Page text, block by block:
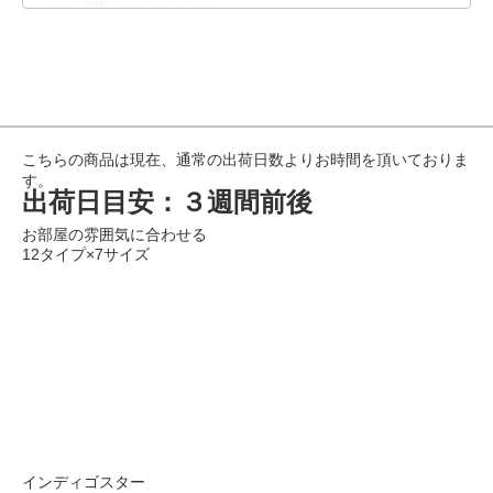
こちらの商品は現在、通常の出荷日数よりお時間を頂いておりま
す。
出荷日目安：３週間前後
お部屋の雰囲気に合わせる
12タイプ×7サイズ
インディゴスター